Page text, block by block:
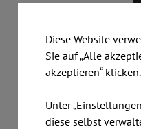
Diese Website
Sie auf „Alle
akzeptieren“
Unter
diese selbst